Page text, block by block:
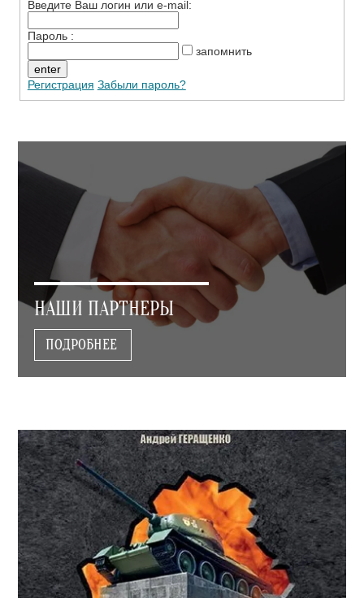
Введите Ваш логин или e-mail:
Пароль :
запомнить
Регистрация Забыли пароль?
НАШИ ПАРТНЕРЫ
ПОДРОБНЕЕ